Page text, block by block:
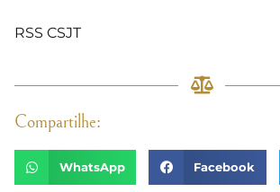
RSS CSJT
Compartilhe:
WhatsApp Facebook